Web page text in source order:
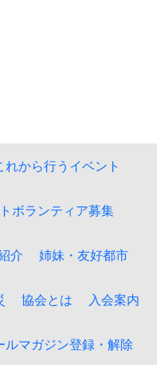
れから行うイベント
ボランティア募集
介 姉妹・友好都市
協会とは 入会案内
ルマガジン登録・解除